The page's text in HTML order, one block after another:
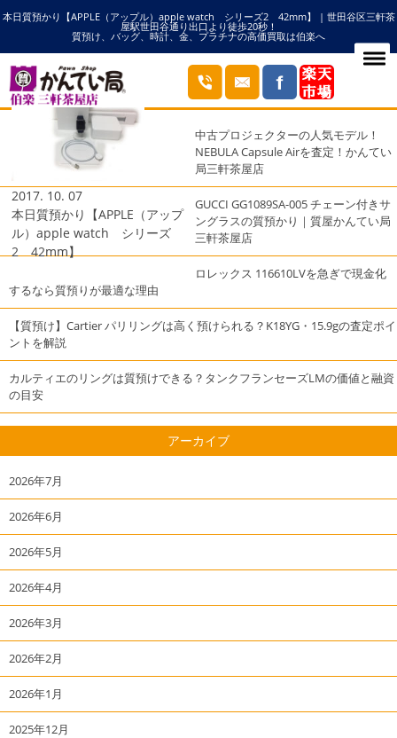
本日質預かり【APPLE（アップル）apple watch シリーズ2 42mm】 | 世田谷区三軒茶
屋駅世田谷通り出口より徒歩20秒！
質預け、バッグ、時計、金、プラチナの高価買取は伯楽へ
HOME 42mmの記事一覧
ブログ
2017. 10. 07
本日質預かり【APPLE（アップ
ル）apple watch シリーズ
2 42mm】
最近の投稿
中古プロジェクターの人気モデル！
NEBULA Capsule Airを査定！かんてい
局三軒茶屋店
GUCCI GG1089SA-005 チェーン付きサ
ングラスの質預かり｜質屋かんてい局
三軒茶屋店
ロレックス 116610LVを急ぎで現金化
するなら質預りが最適な理由
【質預け】Cartier パリリングは高く預けられる？K18YG・15.9gの査定ポイ
ントを解説
カルティエのリングは質預けできる？タンクフランセーズLMの価値と融資
の目安
アーカイブ
2026年7月
2026年6月
2026年5月
2026年4月
2026年3月
2026年2月
2026年1月
2025年12月